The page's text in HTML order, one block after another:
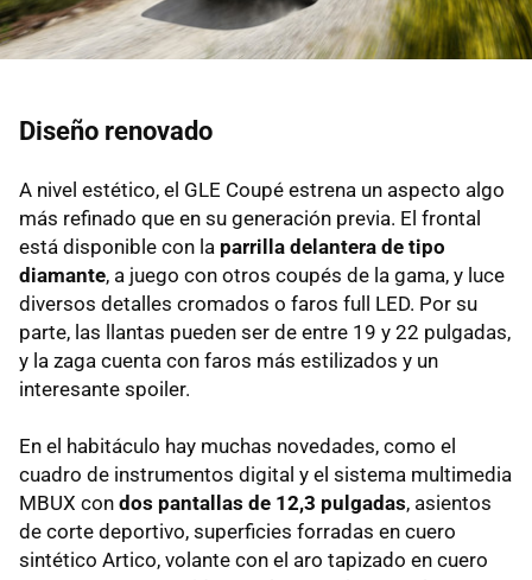
Diseño renovado
A nivel estético, el GLE Coupé estrena un aspecto algo
más refinado que en su generación previa. El frontal
está disponible con la parrilla delantera de tipo
diamante, a juego con otros coupés de la gama, y luce
diversos detalles cromados o faros full LED. Por su
parte, las llantas pueden ser de entre 19 y 22 pulgadas,
y la zaga cuenta con faros más estilizados y un
interesante spoiler.
En el habitáculo hay muchas novedades, como el
cuadro de instrumentos digital y el sistema multimedia
MBUX con dos pantallas de 12,3 pulgadas, asientos
de corte deportivo, superficies forradas en cuero
sintético Artico, volante con el aro tapizado en cuero